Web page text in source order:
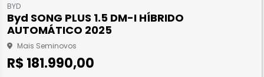
pa
rtil
he
BYD
Byd SONG PLUS 1.5 DM-I HÍBRIDO
AUTOMÁTICO 2025
Mais Seminovos
R$ 181.990,00